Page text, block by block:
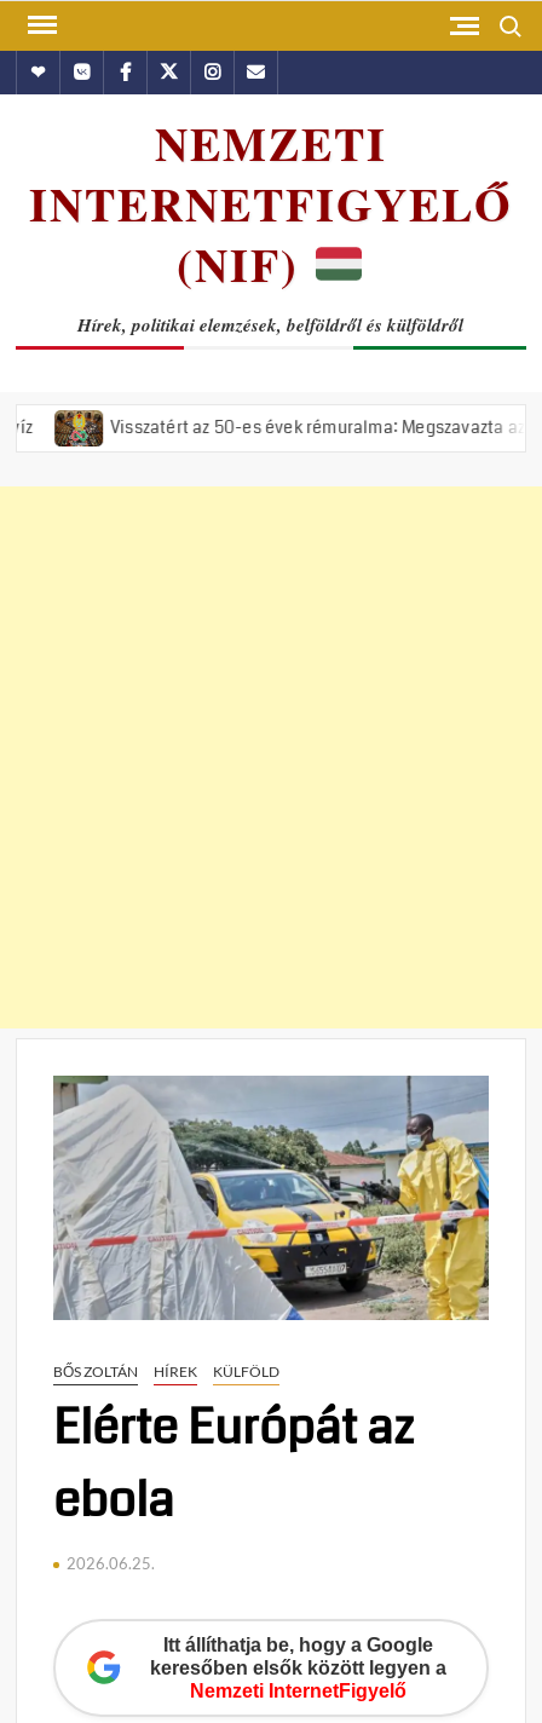
Skip
contentHundubVkontakte
Facebook
TwitterInstagram
Email
NEMZETI
INTERNETFIGYELŐ
(NIF)
Hírek, politikai elemzések, belföldről és külföldről
Visszatért az 50-es évek rémuralma: Megszavazta az országgyűlés
BŐS ZOLTÁN HÍREK KÜLFÖLD
Elérte Európát az
ebola
2026.06.25.
Itt állíthatja be, hogy a Google
keresőben elsők között legyen a
Nemzeti InternetFigyelő